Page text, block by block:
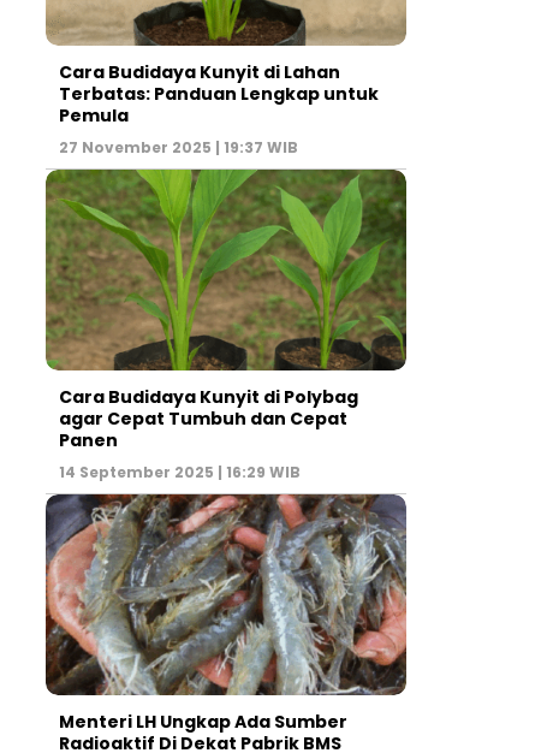
Cara Budidaya Kunyit di Lahan
Terbatas: Panduan Lengkap untuk
Pemula
27 November 2025 | 19:37 WIB
Cara Budidaya Kunyit di Polybag
agar Cepat Tumbuh dan Cepat
Panen
14 September 2025 | 16:29 WIB
Menteri LH Ungkap Ada Sumber
Radioaktif Di Dekat Pabrik BMS